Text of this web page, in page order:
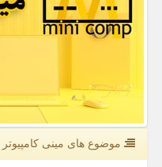
موضوع های مینی كامپیوتر